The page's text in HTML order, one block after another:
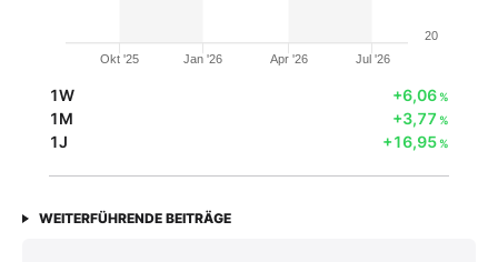
Okt '25 Jan '26 Apr '26 Jul '26
20
1W +6,06%
1M +3,77 %
1J +16,95%
WEITERFÜHRENDE BEITRÄGE